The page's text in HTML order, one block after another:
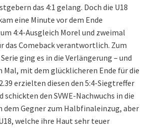
das 4:1 gelang. Doch die U18
eine Minute vor dem Ende
4:4-Ausgleich Morel und zweimal
das Comeback verantwortlich. Zum
ging es in die Verlängerung – und
Mal, mit dem glücklicheren Ende für die
erzielten diesen den 5:4-Siegtreffer
schickten den SVWE-Nachwuchs in die
dem Gegner zum Halbfinaleinzug, aber
welche ihre Haut sehr teuer